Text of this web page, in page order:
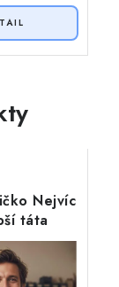
Nejvíc
táta